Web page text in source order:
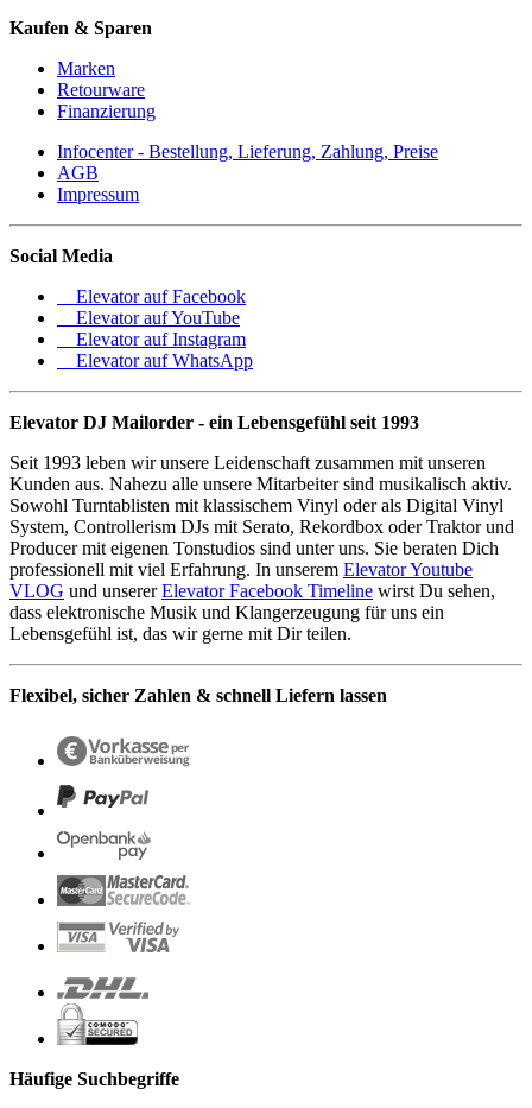
Kaufen & Sparen
Marken
Retourware
Finanzierung
Infocenter - Bestellung, Lieferung, Zahlung, Preise
AGB
Impressum
Social Media
Elevator auf Facebook
Elevator auf YouTube
Elevator auf Instagram
Elevator auf WhatsApp
Elevator DJ Mailorder - ein Lebensgefühl seit 1993
Seit 1993 leben wir unsere Leidenschaft zusammen mit unseren
Kunden aus. Nahezu alle unsere Mitarbeiter sind musikalisch aktiv.
Sowohl Turntablisten mit klassischem Vinyl oder als Digital Vinyl
System, Controllerism DJs mit Serato, Rekordbox oder Traktor und
Producer mit eigenen Tonstudios sind unter uns. Sie beraten Dich
professionell mit viel Erfahrung. In unserem Elevator Youtube
VLOG und unsererElevator Facebook Timeline wirst Du sehen,
dass elektronische Musik und Klangerzeugung für uns ein
Lebensgefühl ist, das wir gerne mit Dir teilen.
Flexibel, sicher Zahlen & schnell Liefern lassen
Häufige Suchbegriffe